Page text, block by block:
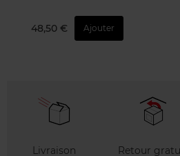
48,50 € Ajouter
Livraison
Retour